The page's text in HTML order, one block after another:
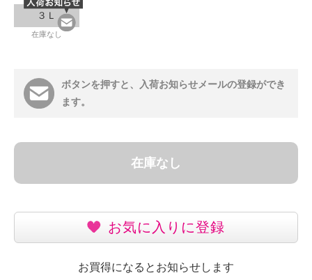
３Ｌ
在庫なし
ボタンを押すと、入荷お知らせメールの登録ができ
ます。
在庫なし
お気に入りに登録
お買得になるとお知らせします